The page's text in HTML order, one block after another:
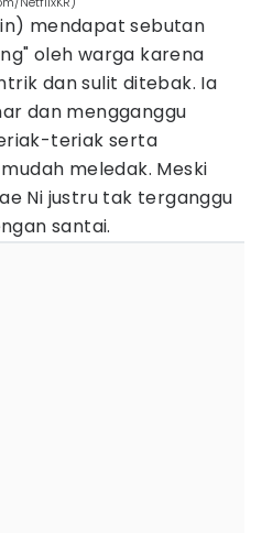
mendapat sebutan
oleh warga karena
dan sulit ditebak. Ia
dan mengganggu
teriak serta
meledak. Meski
Ni justru tak terganggu
santai.